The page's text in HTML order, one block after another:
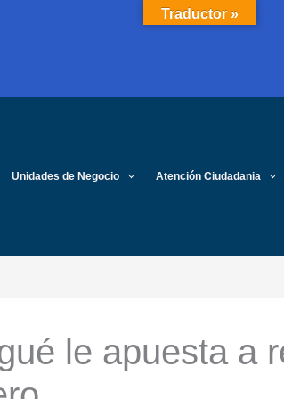
Unidades de Negocio Atención Ciudadania
le apuesta a
Traductor »